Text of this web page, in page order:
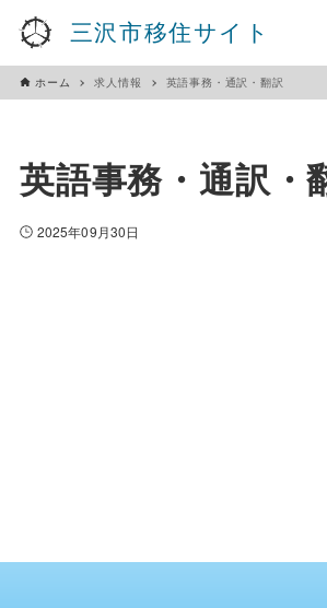
三沢市移住サイト
ホーム 求人情報 英語事務・通訳・翻訳
英語事務・通訳・
2025年09月30日